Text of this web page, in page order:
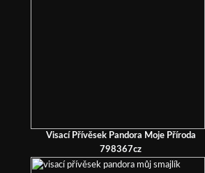
Visací Přívěsek Pandora Moje Příroda
798367cz